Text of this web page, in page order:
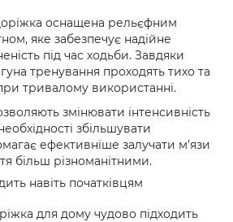
оснащена рельєфним
яке забезпечує надійне
під час ходьби. Завдяки
тренування проходять тихо та
тривалому використанні.
змінювати інтенсивність
збільшувати
ефективніше залучати м’язи
більш різноманітними.
навіть початківцям
для дому чудово підходить